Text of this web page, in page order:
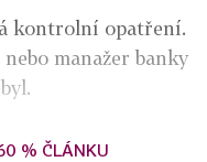
kontrolní opatření.
manažer banky
% ČLÁNKU